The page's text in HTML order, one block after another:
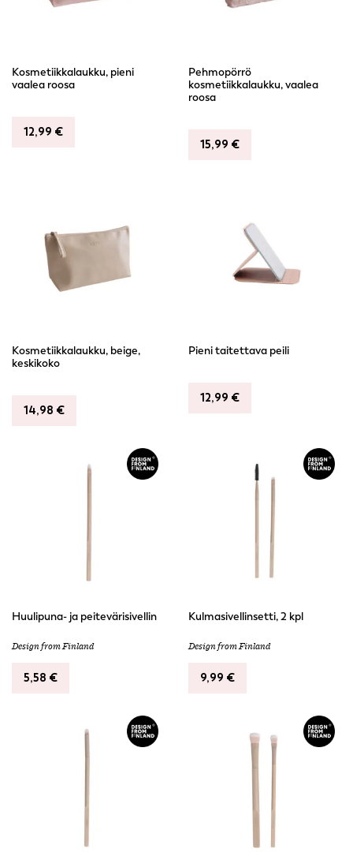
Kosmetiikkalaukku, pieni
vaalea roosa
12,99 €
Pehmopörrö
kosmetiikkalaukku, vaalea
roosa
15,99 €
Kosmetiikkalaukku, beige,
keskikoko
14,98 €
Pieni taitettava peili
12,99 €
Huulipuna- ja peitevärisivellin
Design from Finland
5,58 €
Kulmasivellinsetti, 2 kpl
Design from Finland
9,99 €